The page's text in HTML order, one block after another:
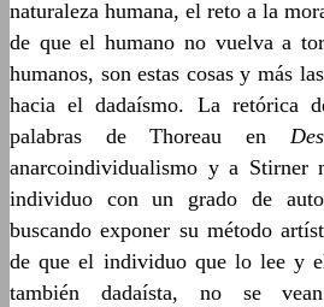
naturaleza humana, el reto a la
de que el humano no vuelva a
humanos, son estas cosas y más
hacia el dadaísmo. La retórica
palabras de Thoreau en
anarcoindividualismo y a Stirner
individuo con un grado de
buscando exponer su método
de que el individuo que lo lee y
también dadaísta, no se